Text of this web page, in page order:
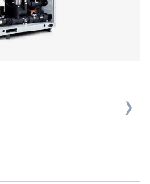
›